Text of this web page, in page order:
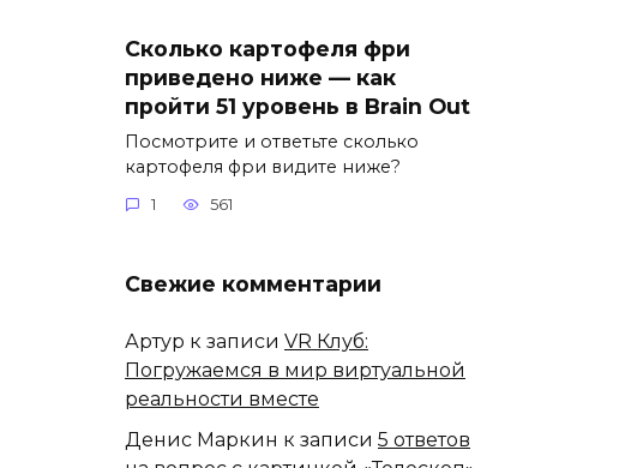
Сколько картофеля фри
приведено ниже — как
пройти 51 уровень в Brain Out
Посмотрите и ответьте сколько
картофеля фри видите ниже?
1 561
Свежие комментарии
Артур к записи VR Клуб:
Погружаемся в мир виртуальной
реальности вместе
Денис Маркин к записи 5 ответов